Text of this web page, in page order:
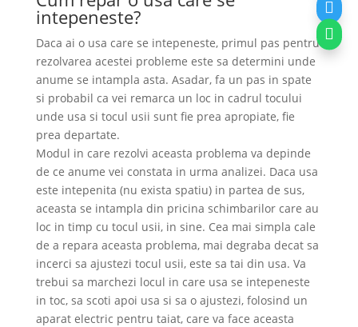
intepeneste?
Daca ai o usa care se intepeneste, primul pas pentru
rezolvarea acestei probleme este sa determini unde
anume se intampla asta. Asadar, fa un pas in spate
si probabil ca vei remarca un loc in cadrul tocului
unde usa si tocul usii sunt fie prea apropiate, fie
prea departate.
Modul in care rezolvi aceasta problema va depinde
de ce anume vei constata in urma analizei. Daca usa
este intepenita (nu exista spatiu) in partea de sus,
aceasta se intampla din pricina schimbarilor care au
loc in timp cu tocul usii, in sine. Cea mai simpla cale
de a repara aceasta problema, mai degraba decat sa
incerci sa ajustezi tocul usii, este sa tai din usa. Va
trebui sa marchezi locul in care usa se intepeneste
in toc, sa scoti apoi usa si sa o ajustezi, folosind un
aparat electric pentru taiat, care va face aceasta

